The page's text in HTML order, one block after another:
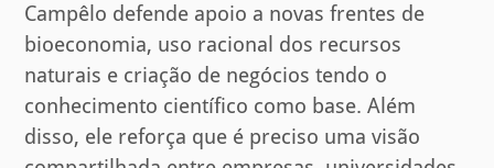
Campêlo defende apoio a novas frentes de
bioeconomia, uso racional dos recursos
naturais e criação de negócios tendo o
conhecimento científico como base. Além
disso, ele reforça que é preciso uma visão